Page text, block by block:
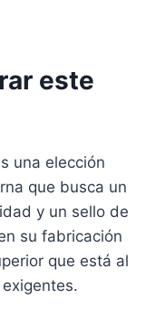
este
una elección
que busca un
y un sello de
su fabricación
que está al